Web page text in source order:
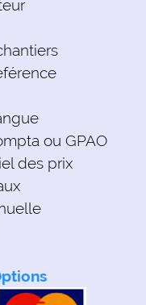
ou GPAO
des prix